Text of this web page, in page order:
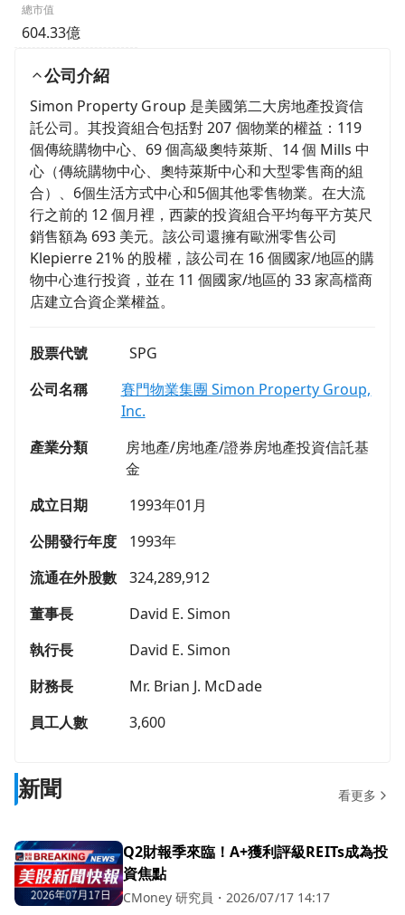
總市值
604.33億
公司介紹
Simon Property Group 是美國第二大房地產投資信
託公司。其投資組合包括對 207 個物業的權益：119
個傳統購物中心、69 個高級奧特萊斯、14 個 Mills 中
心（傳統購物中心、奧特萊斯中心和大型零售商的組
合）、6個生活方式中心和5個其他零售物業。在大流
行之前的 12 個月裡，西蒙的投資組合平均每平方英尺
銷售額為 693 美元。該公司還擁有歐洲零售公司
Klepierre 21% 的股權，該公司在 16 個國家/地區的購
物中心進行投資，並在 11 個國家/地區的 33 家高檔商
店建立合資企業權益。
股票代號
SPG
公司名稱
賽門物業集團 Simon Property Group,
Inc.
產業分類
房地產/房地產/證券房地產投資信託基
金
成立日期
1993年01月
公開發行年度
1993年
流通在外股數
324,289,912
董事長
David E. Simon
執行長
David E. Simon
財務長
Mr. Brian J. McDade
員工人數
3,600
新聞 看更多
Q2財報季來臨！A+獲利評級REITs成為投
資焦點
CMoney 研究員 ・ 2026/07/17 14:17